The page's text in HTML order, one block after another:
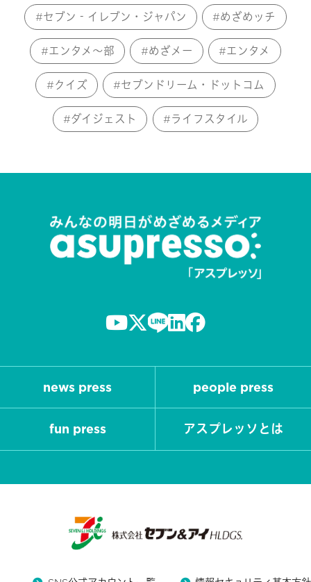
セブン‐イレブン・ジャパン めざめッチ
エンタメ～部 めざメー エンタメ
クイズ セブンドリーム・ドットコム
ダイジェスト ライフスタイル
news press people press
fun press アスプレッソとは